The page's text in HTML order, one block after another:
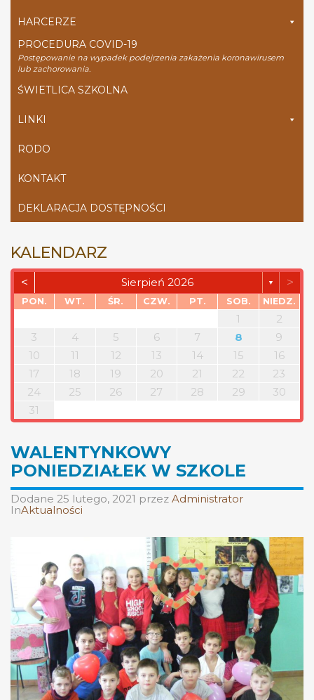
HARCERZE
PROCEDURA COVID-19
Postępowanie na wypadek podejrzenia zakażenia koronawirusem
lub zachorowania.
ŚWIETLICA SZKOLNA
LINKI
RODO
KONTAKT
DEKLARACJA DOSTĘPNOŚCI
KALENDARZ
< Sierpień 2026 ▼ >
PON. WT. ŚR. CZW. PT. SOB. NIEDZ.
1
2
3
4 5 6 7 8
9
10
11 12 13 14 15
16
17
18 19 20 21 22
23
24
25 26 27 28 29
30
31
WALENTYNKOWY
PONIEDZIAŁEK W SZKOLE
Dodane 25 lutego, 2021 przez Administrator
InAktualności